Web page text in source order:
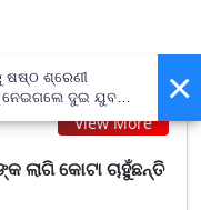
View More
ଲାଗି କୋଟା ଚାହୁଁଛନ୍ତି
×
ଷଷ୍ଠ ଶ୍ରେଣୀ
ଦୁଇ ଯୁବକ,